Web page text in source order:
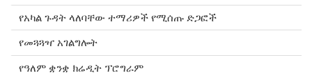
የአካል ጉዳት ላለባቸው ተማሪዎች የሚሰጡ ድጋፎች
የመጓጓዣ አገልግሎት
የዓለም ቋንቋ ክሬዲት ፕሮግራም